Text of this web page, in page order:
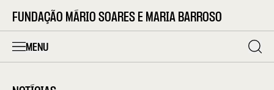
FUNDAÇÃO MÁRIO SOARES E MARIA BARROSO
MENU